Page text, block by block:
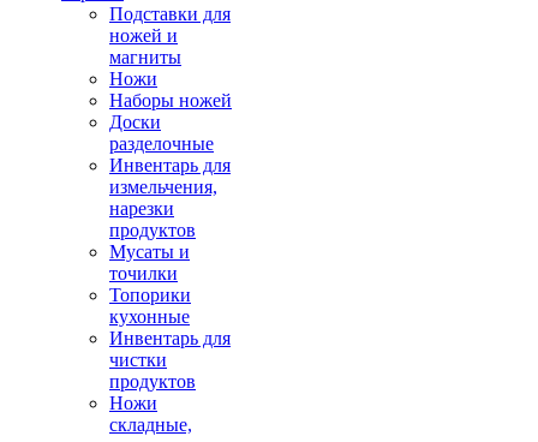
Подставки для
ножей и
магниты
Ножи
Наборы ножей
Доски
разделочные
Инвентарь для
измельчения,
нарезки
продуктов
Мусаты и
точилки
Топорики
кухонные
Инвентарь для
чистки
продуктов
Ножи
складные,